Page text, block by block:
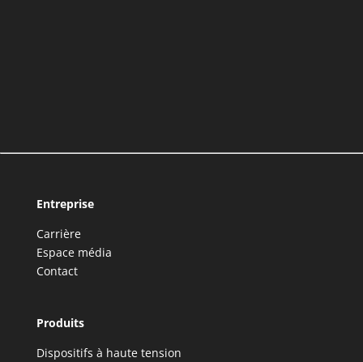
Entreprise
Carrière
Espace média
Contact
Produits
Dispositifs à haute tension